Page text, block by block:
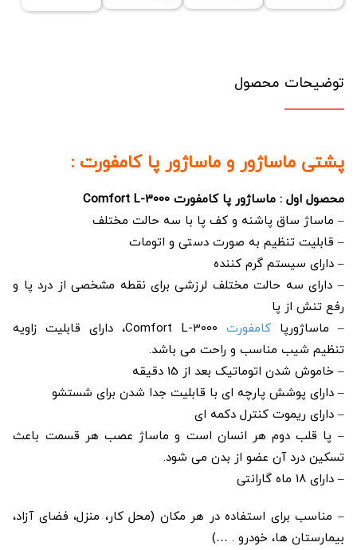
توضیحات محصول
پشتی ماساژور و ماساژور پا کامفورت :
محصول اول : ماساژور پا کامفورت Comfort L-3000
– ماساژ ساق پاشنه و کف پا با سه حالت مختلف
– قابلیت تنظیم به صورت دستی و اتومات
– دارای سیستم گرم کننده
– دارای سه حالت مختلف لرزشی برای نقطه مشخصی از درد پا و
رفع تنش از پا
– ماساژورپاکامفورت
Comfort L-3000، دارای قابلیت زاویه
تنظیم شیب مناسب و راحت می باشد.
– خاموش شدن اتوماتیک بعد از 15 دقیقه
– دارای پوشش پارچه ای با قابلیت جدا شدن برای شستشو
– دارای ریموت کنترل دکمه ای
– پا قلب دوم هر انسان است و ماساژ عصب هر قسمت باعث
تسکین درد آن عضو از بدن می شود.
– دارای 18 ماه گارانتی
– مناسب برای استفاده در هر مکان (محل کار، منزل، فضای آزاد،
بیمارستان ها، خودرو . …)